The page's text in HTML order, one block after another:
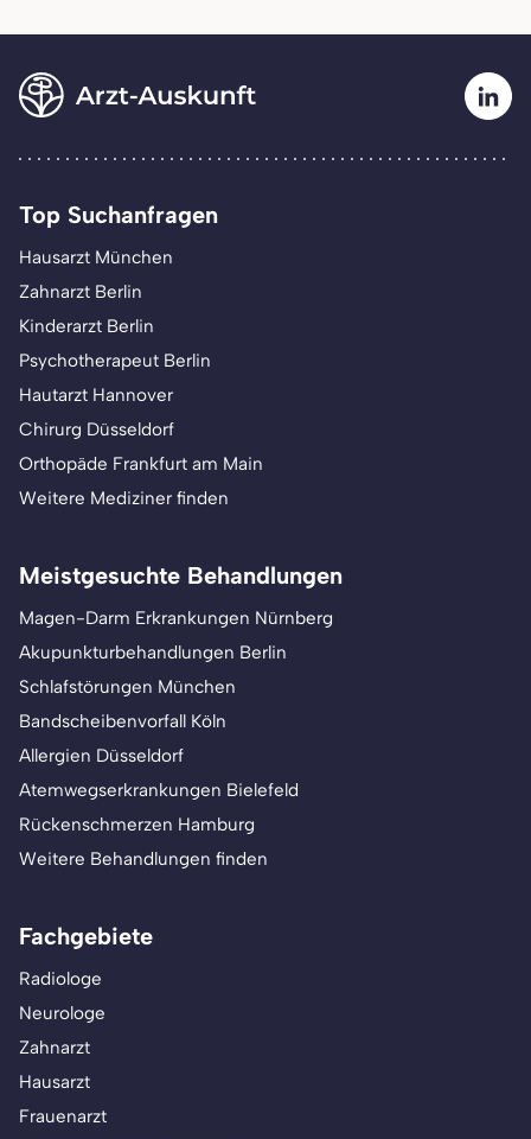
Top Suchanfragen
Hausarzt München
Zahnarzt Berlin
Kinderarzt Berlin
Psychotherapeut Berlin
Hautarzt Hannover
Chirurg Düsseldorf
Orthopäde Frankfurt am Main
Weitere Mediziner finden
Meistgesuchte Behandlungen
Magen-Darm Erkrankungen Nürnberg
Akupunkturbehandlungen Berlin
Schlafstörungen München
Bandscheibenvorfall Köln
Allergien Düsseldorf
Atemwegserkrankungen Bielefeld
Rückenschmerzen Hamburg
Weitere Behandlungen finden
Fachgebiete
Radiologe
Neurologe
Zahnarzt
Hausarzt
Frauenarzt